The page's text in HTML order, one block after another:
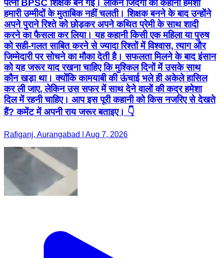
पत्नी BPSC शिक्षक बन गईं। लेकिन जिंदगी की कहानी हमेशा
हमारी उम्मीदों के मुताबिक नहीं चलती। शिक्षक बनने के बाद उन्होंने
अपने पुराने रिश्ते को छोड़कर अपने कथित प्रेमी के साथ शादी
करने का फैसला कर लिया। यह कहानी किसी एक महिला या पुरुष
को सही-गलत साबित करने से ज्यादा रिश्तों में विश्वास, त्याग और
जिम्मेदारी पर सोचने का मौका देती है। सफलता मिलने के बाद इंसान
को यह जरूर याद रखना चाहिए कि मुश्किल दिनों में उसके साथ
कौन खड़ा था। क्योंकि कामयाबी की ऊंचाई भले ही अकेले हासिल
कर ली जाए, लेकिन उस सफर में साथ देने वालों की कद्र हमेशा
दिल में रहनी चाहिए। आप इस पूरी कहानी को किस नजरिए से देखते
हैं? कमेंट में अपनी राय जरूर बताइए। 👇
Rafiganj, Aurangabad | Aug 7, 2026